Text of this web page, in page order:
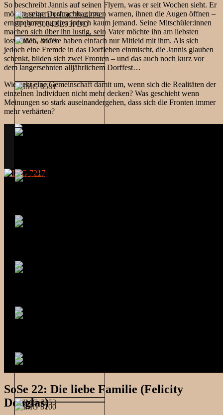
So beschreibt Jannis auf seinen Flyern, was er seit Wochen sieht. Er
möchte seine Dorfnachbar:innen warnen, ihnen die Augen öffnen –
ernstnehmen tut dies jedoch kaum jemand. Seine Mitschüler:innen
machen sich über ihn lustig, sein Vater möchte ihn am liebsten
loswerden, andere haben einfach nur Mitleid mit ihm. Als sich
jedoch eine Fremde in das Dorfleben einmischt, die Jannis glauben
schenkt, bilden sich zwei Fronten – und das auch noch kurz vor
dem langersehnten alljährlichem Dorffest…
Wie geht eine Gemeinschaft damit um, wenn sich die Realitäten der
einzelnen Individuen nicht mehr decken? Was geschieht wenn
Meinungen so stark auseinandergehen, dass sich die Fronten immer
mehr verhärten?
SoSe 22: Die liebe Familie (Felicity
Douglas)